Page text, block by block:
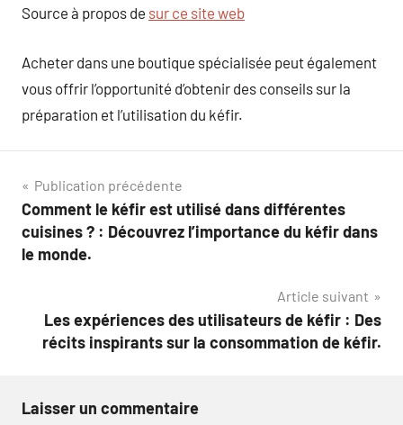
Source à propos de sur ce site web
Acheter dans une boutique spécialisée peut également
vous offrir l’opportunité d’obtenir des conseils sur la
préparation et l’utilisation du kéfir.
Navigation
de
l’article
Publication précédente
Comment le kéfir est utilisé dans différentes
cuisines ? : Découvrez l’importance du kéfir dans
le monde.
Article suivant
Les expériences des utilisateurs de kéfir : Des
récits inspirants sur la consommation de kéfir.
Laisser un commentaire